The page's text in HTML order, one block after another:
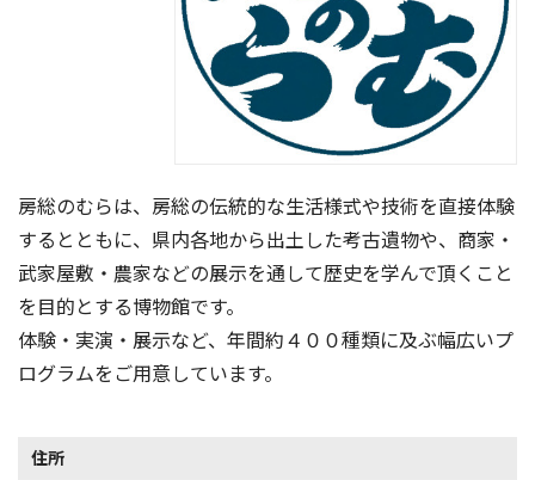
房総のむらは、房総の伝統的な生活様式や技術を直接体験
するとともに、県内各地から出土した考古遺物や、商家・
武家屋敷・農家などの展示を通して歴史を学んで頂くこと
を目的とする博物館です。
体験・実演・展示など、年間約４００種類に及ぶ幅広いプ
ログラムをご用意しています。
住所